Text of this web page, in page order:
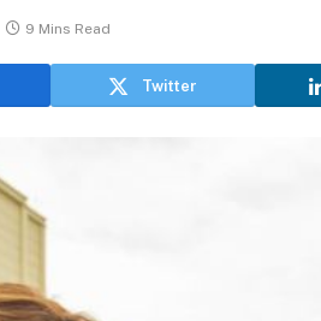
9 Mins Read
Twitter